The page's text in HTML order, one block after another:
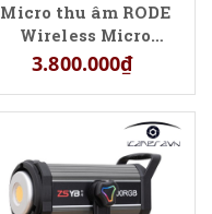
Micro thu âm RODE
Wireless Micro
Lightning
3.800.000₫